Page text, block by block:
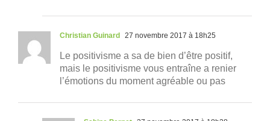
Christian Guinard 27 novembre 2017 à 18h25
Le positivisme a sa de bien d’être positif,
mais le positivisme vous entraîne a renier
l’émotions du moment agréable ou pas